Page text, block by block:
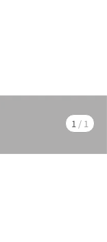
1 / 1